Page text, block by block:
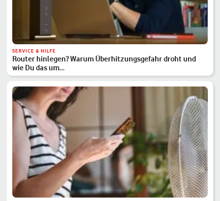
SERVICE & HILFE
Router hinlegen? Warum Überhitzungsgefahr droht und
wie Du das um…